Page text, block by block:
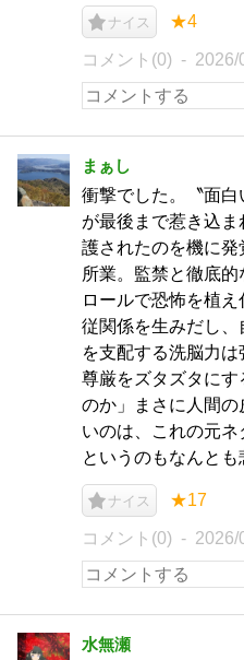
ナイス ★4
コメント(0) 2026/
まぁし
衝撃でした。〝面
が最後まで惹き込
護されたのを機に
所業。監禁と徹底
ロールで恐怖を植
従関係を生みだし
を支配する洗脳力
尊厳をズタズタに
のか」まさに人間
いのは、これの元
というのもなんとも
ナイス ★17
コメント(0) 2026/
水無瀬